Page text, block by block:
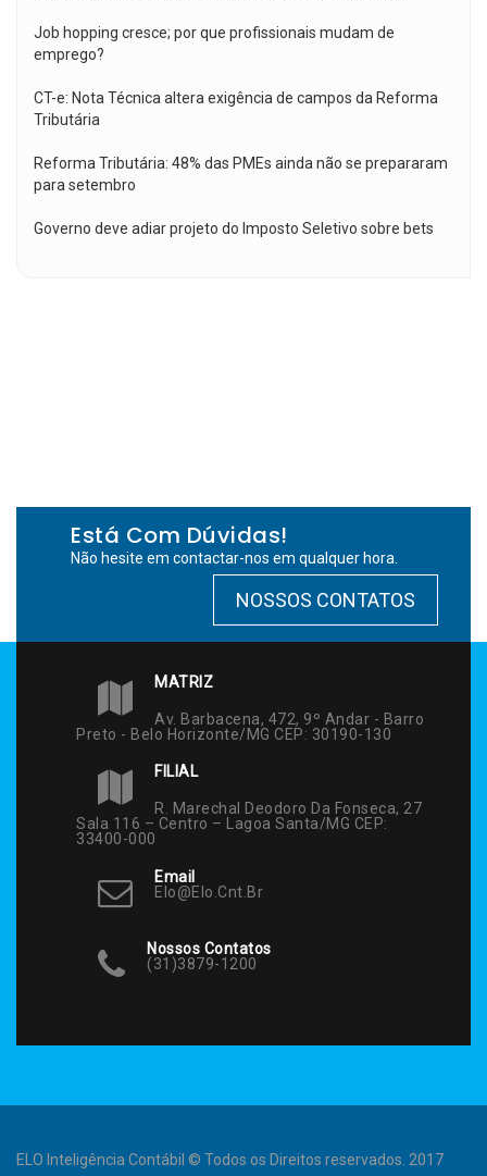
Job hopping cresce; por que profissionais mudam de
emprego?
CT-e: Nota Técnica altera exigência de campos da Reforma
Tributária
Reforma Tributária: 48% das PMEs ainda não se prepararam
para setembro
Governo deve adiar projeto do Imposto Seletivo sobre bets
Está Com Dúvidas!
Não hesite em contactar-nos em qualquer hora.
NOSSOS CONTATOS
MATRIZ
Av. Barbacena, 472, 9º Andar - Barro
Preto - Belo Horizonte/MG CEP: 30190-130
FILIAL
R. Marechal Deodoro Da Fonseca, 27
Sala 116 – Centro – Lagoa Santa/MG CEP:
33400-000
Email
Elo@elo.cnt.br
Nossos Contatos
(31)3879-1200
ELO Inteligência Contábil © Todos os Direitos reservados. 2017